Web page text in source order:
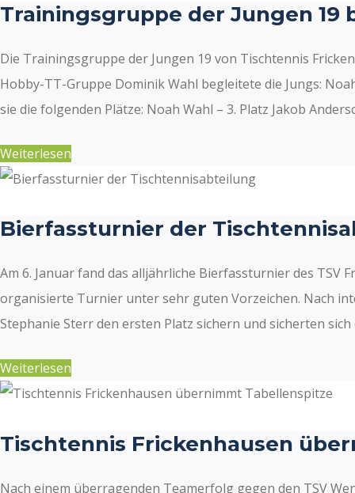
Trainingsgruppe der Jungen
Die Trainingsgruppe der Jungen 19 von Tischtennis
Hobby-TT-Gruppe Dominik Wahl begleitete die Jungs:
sie die folgenden Plätze: Noah Wahl – 3. Platz Jakob
Weiterlesen
Bierfassturnier der
Am 6. Januar fand das alljährliche Bierfassturnier des TSV
organisierte Turnier unter sehr guten Vorzeichen. Nach
Stephanie Sterr den ersten Platz sichern und sicherten
Weiterlesen
Tischtennis Frickenhausen
Nach einem überragenden Teamerfolg gegen den TSV